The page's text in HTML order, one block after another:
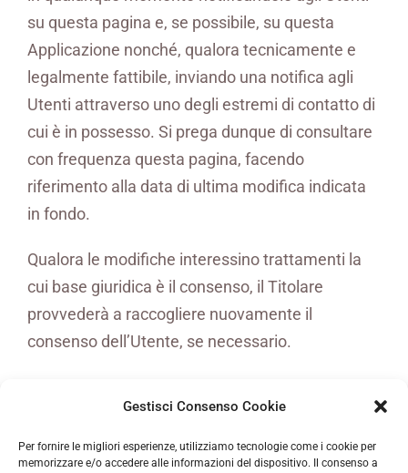
Gestisci Consenso Cookie
Per fornire le migliori esperienze, utilizziamo tecnologie come i cookie per
memorizzare e/o accedere alle informazioni del dispositivo. Il consenso a
su questa pagina e, se possibile, su questa
Applicazione nonché, qualora tecnicamente e
legalmente fattibile, inviando una notifica agli
Utenti attraverso uno degli estremi di contatto di
cui è in possesso. Si prega dunque di consultare
con frequenza questa pagina, facendo
riferimento alla data di ultima modifica indicata
in fondo.
Qualora le modifiche interessino trattamenti la
cui base giuridica è il consenso, il Titolare
provvederà a raccogliere nuovamente il
consenso dell’Utente, se necessario.